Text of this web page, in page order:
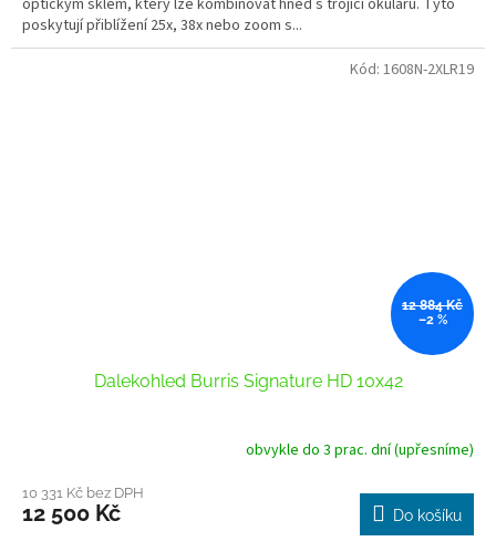
poskytují přiblížení 25x, 38x nebo zoom s...
12 884 Kč
–2 %
Dalekohled Burris Signature HD 10x42
obvykle do 3 prac. dní (upřesníme)
10 331 Kč bez DPH
12 500 Kč Do košíku
Kód: 1608N-2XLR19